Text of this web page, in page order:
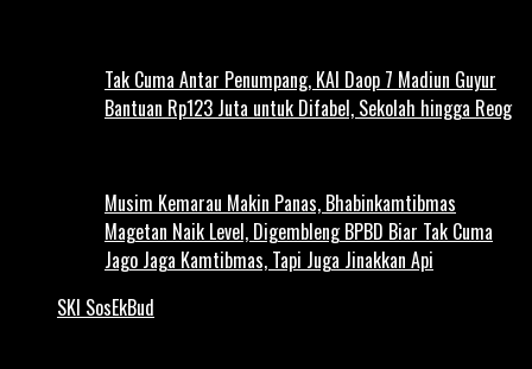
Tak Cuma Antar Penumpang, KAI Daop 7 Madiun Guyur
Bantuan Rp123 Juta untuk Difabel, Sekolah hingga Reog
Musim Kemarau Makin Panas, Bhabinkamtibmas
Magetan Naik Level, Digembleng BPBD Biar Tak Cuma
Jago Jaga Kamtibmas, Tapi Juga Jinakkan Api
SKI SosEkBud